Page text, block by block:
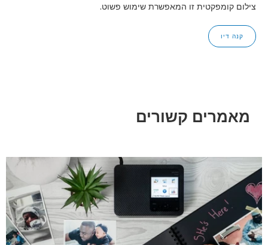
צילום קומפקטית זו המאפשרת שימוש פשוט.
קנה דיו
מאמרים קשורים